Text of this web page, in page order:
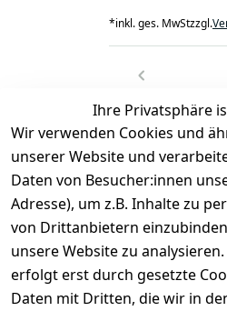
*inkl. ges. MwStzzgl.
Ihre Privatsphäre
Wir verwenden Cookies und
unserer Website und
Daten von Besucher:innen
Adresse), um z.B. Inhalte zu
von Drittanbietern
unsere Website zu
erfolgt erst durch gesetzte
Daten mit Dritten, die wir in
Rechtliches
Impressum
AGB
Datenschutze
rklärung
Kontakt
Kontakt
Registrieren